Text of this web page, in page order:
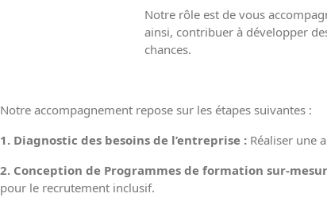
Notre rôle est de vous
ainsi, contribuer à développer
chances.
Notre accompagnement repose sur les étapes suivantes :
1. Diagnostic des besoins de l’entreprise : Réaliser une
2. Conception de Programmes de formation sur-
pour le recrutement inclusif.